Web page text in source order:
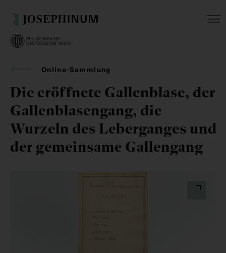
Online-Sammlung
Die eröffnete Gallenblase, der
Gallenblasengang, die
Wurzeln des Leberganges und
der gemeinsame Gallengang